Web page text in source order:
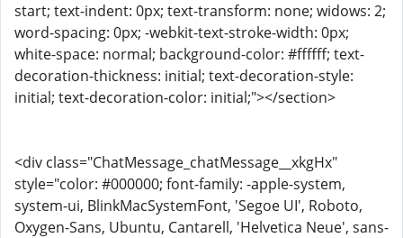
start; text-indent: 0px; text-transform: none; widows: 2;
word-spacing: 0px; -webkit-text-stroke-width: 0px;
white-space: normal; background-color: #ffffff; text-
decoration-thickness: initial; text-decoration-style:
initial; text-decoration-color: initial;"></section>
<div class="ChatMessage_chatMessage__xkgHx"
style="color: #000000; font-family: -apple-system,
system-ui, BlinkMacSystemFont, 'Segoe UI', Roboto,
Oxygen-Sans, Ubuntu, Cantarell, 'Helvetica Neue', sans-